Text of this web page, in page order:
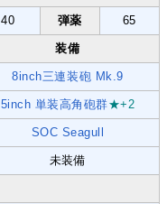
40 弾薬 65
装備
8inch三連装砲 Mk.9
5inch 単装高角砲群★+2
SOC Seagull
未装備